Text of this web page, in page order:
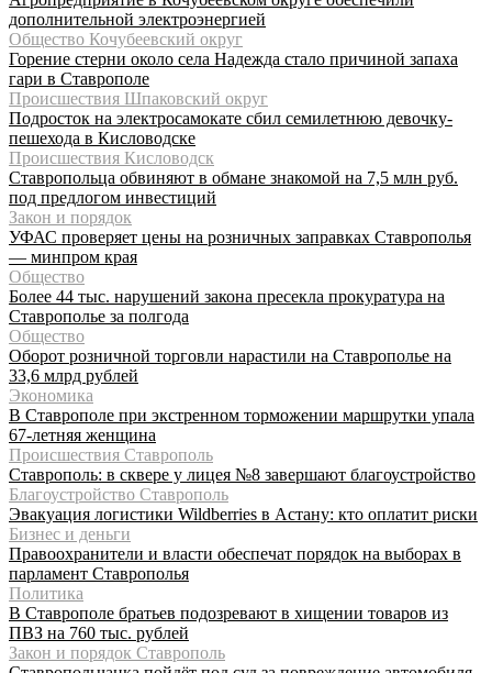
дополнительной электроэнергией
Общество Кочубеевский округ
Горение стерни около села Надежда стало причиной запаха
гари в Ставрополе
Происшествия Шпаковский округ
Подросток на электросамокате сбил семилетнюю девочку-
пешехода в Кисловодске
Происшествия Кисловодск
Ставропольца обвиняют в обмане знакомой на 7,5 млн руб.
под предлогом инвестиций
Закон и порядок
УФАС проверяет цены на розничных заправках Ставрополья
— минпром края
Общество
Более 44 тыс. нарушений закона пресекла прокуратура на
Ставрополье за полгода
Общество
Оборот розничной торговли нарастили на Ставрополье на
33,6 млрд рублей
Экономика
В Ставрополе при экстренном торможении маршрутки упала
67-летняя женщина
Происшествия Ставрополь
Ставрополь: в сквере у лицея №8 завершают благоустройство
Благоустройство Ставрополь
Эвакуация логистики Wildberries в Астану: кто оплатит риски
Бизнес и деньги
Правоохранители и власти обеспечат порядок на выборах в
парламент Ставрополья
Политика
В Ставрополе братьев подозревают в хищении товаров из
ПВЗ на 760 тыс. рублей
Закон и порядок Ставрополь